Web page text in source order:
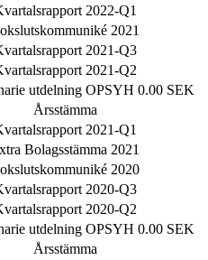
2022-Q1
2021
2021-Q3
2021-Q2
utdelning OPSYH 0.00 SEK
Årsstämma
2021-Q1
Bolagsstämma 2021
2020
2020-Q3
2020-Q2
utdelning OPSYH 0.00 SEK
Årsstämma